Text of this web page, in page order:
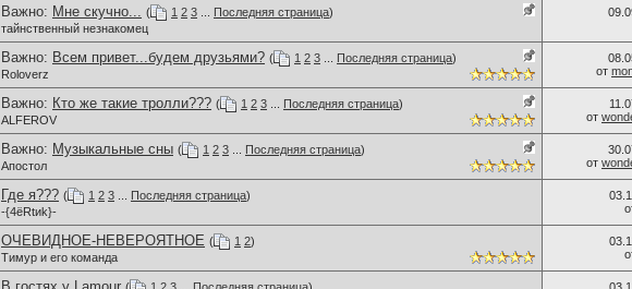
Важно: Мне скучно... ( 1 2 3 Последняя страница)
тайнственный незнакомец
Важно: Всем привет...будем друзьями? ( 1 2 3 Последняя страница)
Roloverz
от
Важно: Кто же такие тролли??? ( 1 2 3 Последняя страница)
ALFEROV
от
Важно: Музыкальные сны ( 1 2 3 Последняя страница)
Апостол
от
Где я??? ( 1 2 3 Последняя страница)
-{4ёRtиk}-
ОЧЕВИДНОЕ-НЕВЕРОЯТНОЕ ( 1 2)
Тимур и его команда